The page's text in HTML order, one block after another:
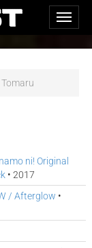
ni! Original
• 2017
/ Afterglow •